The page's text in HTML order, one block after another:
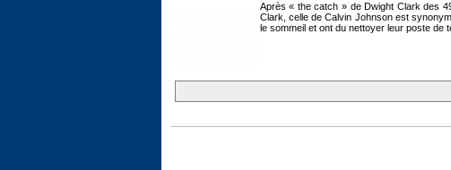
Après « the catch » de Dwight Clark des
Clark, celle de Calvin Johnson est
le sommeil et ont du nettoyer leur poste de